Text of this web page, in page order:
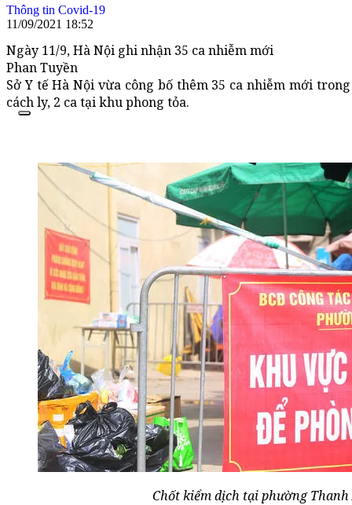
Thông tin Covid-19
11/09/2021 18:52
Ngày 11/9, Hà Nội ghi nhận 35 ca nhiễm mới
Phan Tuyền
Sở Y tế Hà Nội vừa công bố thêm 35 ca nhiễm mới
cách ly, 2 ca tại khu phong tỏa.
Chốt kiểm dịch tại phường